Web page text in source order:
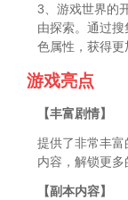
3、游戏世界的
由探索。通过
色属性，获得更
游戏亮点
【丰富剧情】
提供了非常丰
内容，解锁更多
【副本内容】